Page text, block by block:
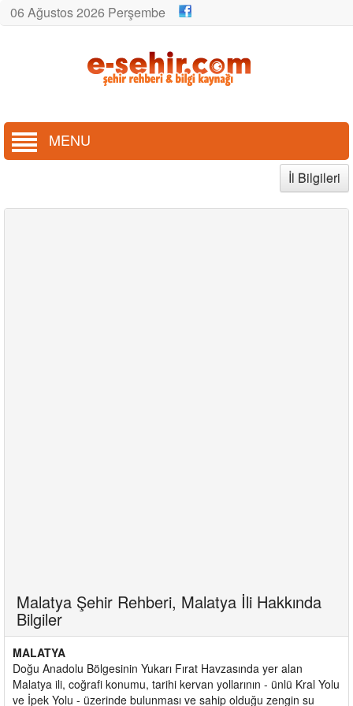
06 Ağustos 2026 Perşembe
MENU
İl Bilgileri
Malatya Şehir Rehberi, Malatya İli Hakkında
Bilgiler
MALATYA
Doğu Anadolu Bölgesinin Yukarı Fırat Havzasında yer alan
Malatya ili, coğrafi konumu, tarihi kervan yollarının - ünlü Kral Yolu
ve İpek Yolu - üzerinde bulunması ve sahip olduğu zengin su